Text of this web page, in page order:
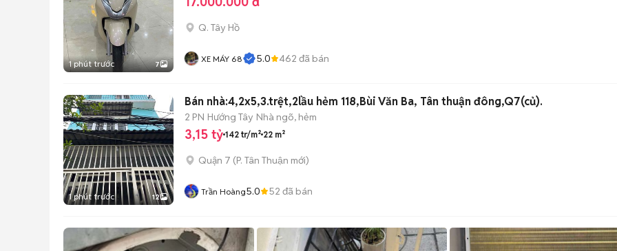
1 phút trước 7
Q. Tây Hồ
XE MÁY 68 5.0 462 đã bán
1 phút trước 12
Bán nhà:4,2x5,3.trệt,2lầu hẻm 118,Bùi Văn Ba, Tân thuận đông,Q7(củ).
2 PN Hướng Tây Nhà ngõ, hẻm
3,15 tỷ 142 tr/m² 22 m²
Quận 7 (P. Tân Thuận mới)
Trần Hoàng5.0 52 đã bán